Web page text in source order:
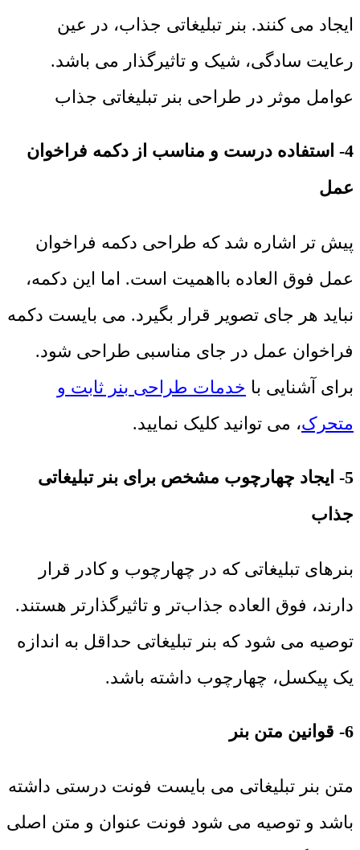
ایجاد می کنند. بنر تبلیغاتی جذاب، در عین
رعایت سادگی، شیک و تاثیرگذار می باشد.
عوامل موثر در طراحی بنر تبلیغاتی جذاب
4- استفاده درست و مناسب از دکمه فراخوان
عمل
پیش تر اشاره شد که طراحی دکمه فراخوان
عمل فوق العاده بااهمیت است. اما این دکمه،
نباید هر جای تصویر قرار بگیرد. می بایست دکمه
فراخوان عمل در جای مناسبی طراحی شود.
برای آشنایی با خدمات طراحی بنر ثابت و
متحرک، می توانید کلیک نمایید.
5- ایجاد چهارچوب مشخص برای بنر تبلیغاتی
جذاب
بنرهای تبلیغاتی که در چهارچوب و کادر قرار
دارند، فوق العاده جذاب‌تر و تاثیرگذارتر هستند.
توصیه می شود که بنر تبلیغاتی حداقل به اندازه
یک پیکسل، چهارچوب داشته باشد.
6- قوانین متن بنر
متن بنر تبلیغاتی می بایست فونت درستی داشته
باشد و توصیه می شود فونت عنوان و متن اصلی